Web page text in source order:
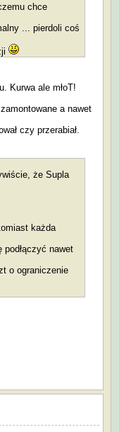
chce
... pierdoli coś
Kurwa ale młoT!
a nawet
czy przerabiał.
że Supla
każda
podłączyć nawet
o ograniczenie